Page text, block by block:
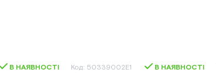
В НАЯВНОСТІ Код: 50339002E1 В НАЯВНОСТІ